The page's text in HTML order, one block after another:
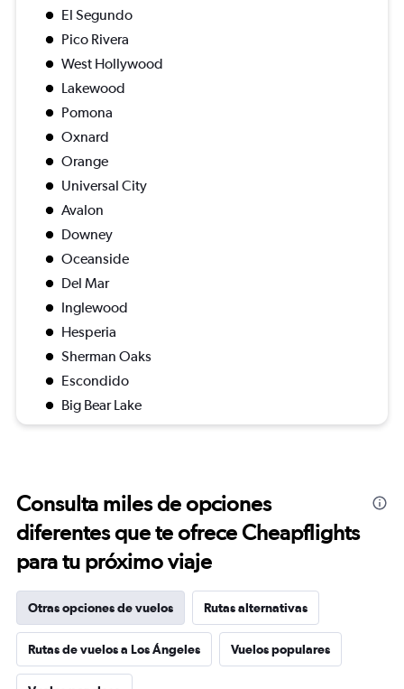
El Segundo
Pico Rivera
West Hollywood
Lakewood
Pomona
Oxnard
Orange
Universal City
Avalon
Downey
Oceanside
Del Mar
Inglewood
Hesperia
Sherman Oaks
Escondido
Big Bear Lake
Consulta miles de opciones
diferentes que te ofrece Cheapflights
para tu próximo viaje
Otras opciones de vuelos Rutas alternativas
Rutas de vuelos a Los Ángeles Vuelos populares